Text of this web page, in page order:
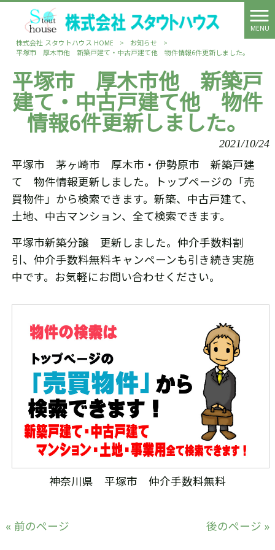
MENU
株式会社 スタウトハウス HOME
> お知らせ
>
平塚市 厚木市他 新築戸建て・中古戸建て他 物件情報6件更新しました。
平塚市 厚木市他 新築戸
建て・中古戸建て他 物件
情報6件更新しました。
2021/10/24
平塚市 茅ヶ崎市 厚木市・伊勢原市 新築戸建
て 物件情報更新しました。トップページの「売
買物件」から検索できます。新築、中古戸建て、
土地、中古マンション、全て検索できます。
平塚市新築分譲 更新しました。仲介手数料割
引、仲介手数料無料キャンペーンも引き続き実施
中です。お気軽にお問い合わせください。
神奈川県 平塚市 仲介手数料無料
« 前のページ 後のページ »